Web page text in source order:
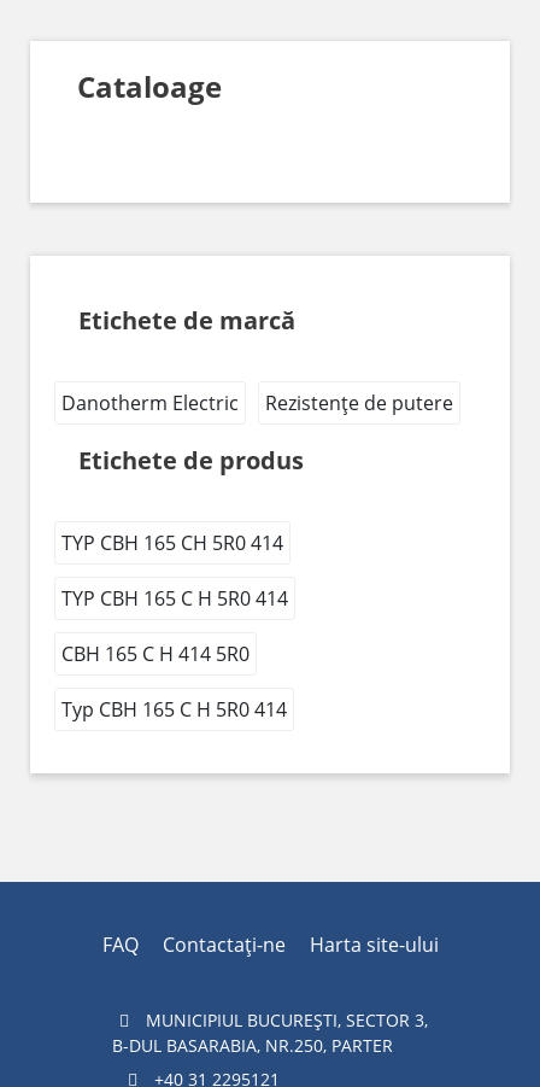
Cataloage
Etichete de marcă
Danotherm Electric Rezistențe de putere
Etichete de produs
TYP CBH 165 CH 5R0 414
TYP CBH 165 C H 5R0 414
CBH 165 C H 414 5R0
Typ CBH 165 C H 5R0 414
FAQ Contactaţi-ne Harta site-ului
MUNICIPIUL BUCUREŞTI, SECTOR 3,
B-DUL BASARABIA, NR.250, PARTER
+40 31 2295121